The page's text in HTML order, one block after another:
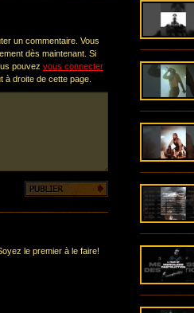
un commentaire. Vous
dès maintenant. Si
pouvez vous connecter
à droite de cette page.
le premier à le faire!